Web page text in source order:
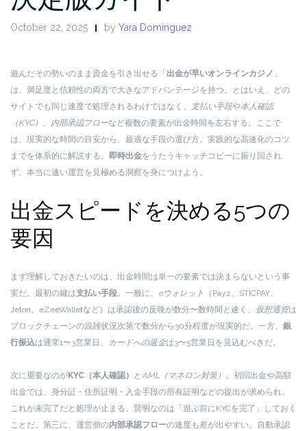
October 22, 2025 by Yara Domínguez
遊んだその勢いのまま資金を引き出せる「 出金が早いオンラインカジノ 」
は、満足度と信頼性の両方で大きなアドバンテージを持つ。とはいえ、どの
サイトでも同じ速度で処理されるわけではなく、
支払い手段や本人確認
（KYC） 、 内部承認フローなど複数の要素が出金時間を左右する。ここで
は、現実的な時間の目安から、最適な手段の選び方、実践的な高速化のコツ
までを体系的に解説する。 即時出金をうたうキャッチコピーに振り回され
ず、本当に速い運営を見極める洞察を身につけよう。
出金スピードを決める5つの
要因
まず理解しておきたいのは、出金時間は単一の要素では決まらないという事
実だ。最初の鍵は支払い手段。一般に、 eウォレット
（Payz、STICPAY、
Jeton、eZeeWalletなど）は承認後の反映が数分〜数時間と速く、 仮想通貨は
ブロックチェーンの混雑状況次第で数分から30分程度が現実的だ。一方、 銀
行振込は通常1〜3営業日、 カードへの返金は3〜5営業日を見込むべきだ。
次に重要なのがKYC（本人確認） と AML（マネロン対策） 。初回出金や高額
出金では、身分証・住所証明・入金手段の所有証明などの提出が求められ、
これが未完了だと処理が止まる。賢明なのは「遊ぶ前にKYCを完了」しておく
ことだ。第三に、運営側の内部承認フローの速度も差が出やすい。自動承認